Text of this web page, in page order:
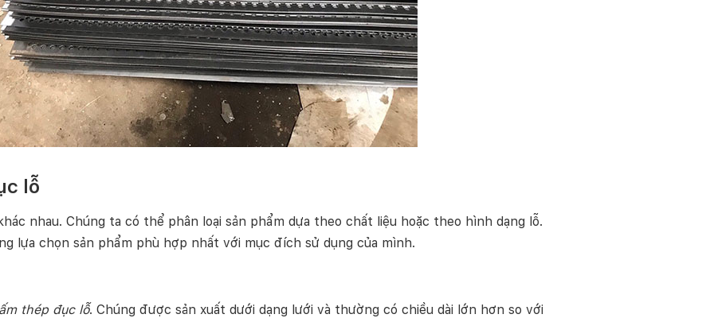
lỗ
nhau. Chúng ta có thể phân loại sản phẩm dựa theo chất liệu hoặc theo hình dạng lỗ.
lựa chọn sản phẩm phù hợp nhất với mục đích sử dụng của mình.
thép đục lỗ. Chúng được sản xuất dưới dạng lưới và thường có chiều dài lớn hơn so với